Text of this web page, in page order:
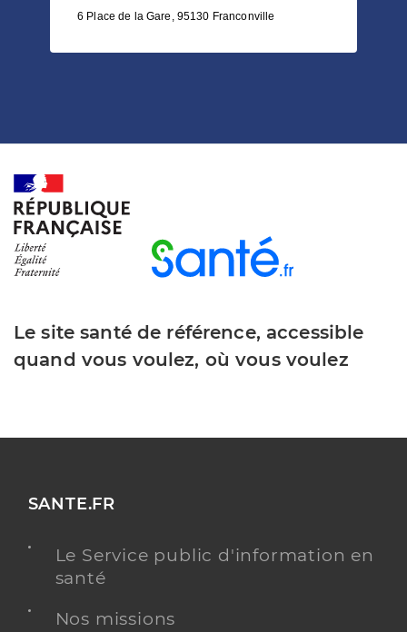
6 Place de la Gare, 95130 Franconville
Le site santé de référence, accessible
quand vous voulez, où vous voulez
SANTE.FR
Le Service public d'information en
santé
Nos missions